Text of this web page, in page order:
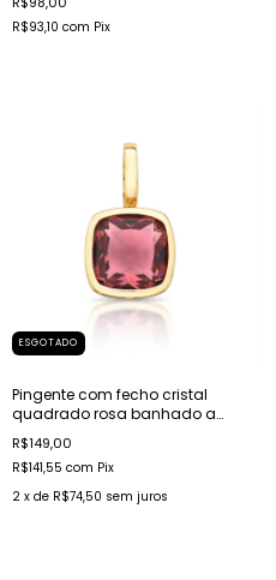
R$93,10 com Pix
ESGOTADO
Pingente com fecho cristal
quadrado rosa banhado a
ouro
R$149,00
R$141,55 com Pix
2 x de R$74,50 sem juros